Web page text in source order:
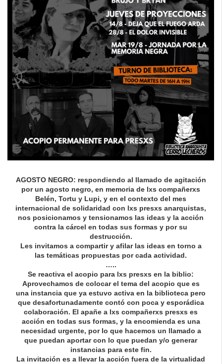
AGOSTO NEGRO: respondiendo al llamado de agitación
por un agosto negro, en memoria de lxs compañerxs
Belén, Tortu y Lupi, y en el contexto del mes
internacional de solidaridad con lxs presxs anarquistas,
nos posicionamos y tensionamos las ideas y la acción
contra la cárcel en todas sus formas y por su
destrucción.
Les invitamos a compartir y afilar las ideas en torno a
las temáticas propuestas por cada actividad.
…..
Se reactiva el acopio para lxs presxs en la biblio:
Aprovechamos de colocar el tema del acopio que es
una instancia que ya estuvo activa en la biblioteca pero
que desafortunadamente contó con poca y esporádica
colaboración. El apañe a lxs compañerxs presxs es
acción en todas sus formas, y la encomienda es una
necesidad urgente, por lo que hacemos un llamado a
que puedan aportar con lo que puedan y/o generar
instancias para este fin.
La invitación es a llevar la acción fuera de la virtualidad